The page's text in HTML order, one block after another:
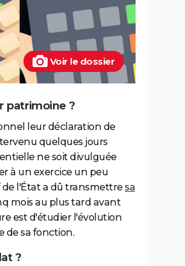
Voir le dossier
patrimoine ?
leur déclaration de
quelques jours
ne soit divulguée
à un exercice un peu
l'État a dû transmettre sa
mois au plus tard avant
est d'étudier l'évolution
de sa fonction.
?